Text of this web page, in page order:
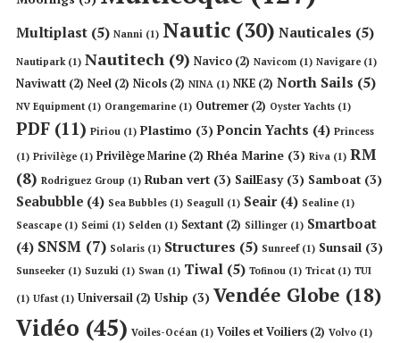
Multiplast (5) Nanni (1) Nautic (30) Nauticales (5)
Nautipark (1) Nautitech (9) Navico (2) Navicom (1) Navigare (1)
Naviwatt (2) Neel (2) Nicols (2) NINA (1) NKE (2) North Sails (5)
NV Equipment (1) Orangemarine (1) Outremer(2) Oyster Yachts (1)
PDF (11) Piriou (1) Plastimo (3) Poncin Yachts (4) Princess
(1) Privilège (1) Privilège Marine (2) Rhéa Marine (3) Riva (1) RM
(8) Rodriguez Group (1) Ruban vert (3) SailEasy(3) Samboat (3)
Seabubble (4) Sea Bubbles (1) Seagull (1) Seair(4) Sealine (1)
Seascape (1) Seimi (1) Selden (1) Sextant (2) Sillinger (1) Smartboat
(4) SNSM (7) Solaris (1) Structures (5) Sunreef(1) Sunsail (3)
Sunseeker (1) Suzuki (1) Swan (1) Tiwal (5) Tofinou (1) Tricat (1) TUI
(1) Ufast (1) Universail (2) Uship (3) Vendée Globe (18)
Vidéo (45) Voiles-Océan (1) Voiles et Voiliers (2) Volvo (1)